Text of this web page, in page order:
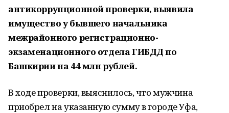
антикоррупционной проверки, выявила
имущество у бывшего начальника
межрайонного регистрационно-
экзаменационного отдела ГИБДД по
Башкирии на 44 млн рублей.
В ходе проверки, выяснилось, что мужчина
приобрел на указанную сумму в городе Уфа,